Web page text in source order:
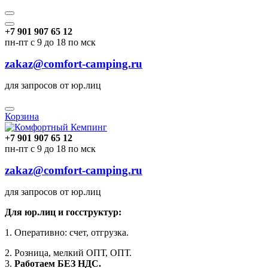
+7 901 907 65 12
пн-пт с 9 до 18 по мск
zakaz@comfort-camping.ru
для запросов от юр.лиц
Корзина
+7 901 907 65 12
пн-пт с 9 до 18 по мск
zakaz@comfort-camping.ru
для запросов от юр.лиц
Для юр.лиц и госструктур:
1. Оперативно: счет, отгрузка.
2. Розница, мелкий ОПТ, ОПТ.
3. Работаем БЕЗ НДС.